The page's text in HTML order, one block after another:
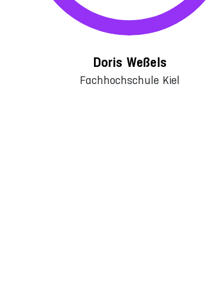
Doris Weßels
Fachhochschule Kiel